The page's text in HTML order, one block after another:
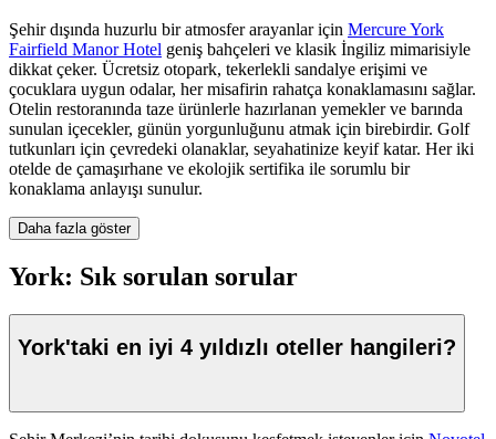
Şehir dışında huzurlu bir atmosfer arayanlar için Mercure York
Fairfield Manor Hotel geniş bahçeleri ve klasik İngiliz mimarisiyle
dikkat çeker. Ücretsiz otopark, tekerlekli sandalye erişimi ve
çocuklara uygun odalar, her misafirin rahatça konaklamasını sağlar.
Otelin restoranında taze ürünlerle hazırlanan yemekler ve barında
sunulan içecekler, günün yorgunluğunu atmak için birebirdir. Golf
tutkunları için çevredeki olanaklar, seyahatinize keyif katar. Her iki
otelde de çamaşırhane ve ekolojik sertifika ile sorumlu bir
konaklama anlayışı sunulur.
Daha fazla göster
York: Sık sorulan sorular
York'taki en iyi 4 yıldızlı oteller hangileri?